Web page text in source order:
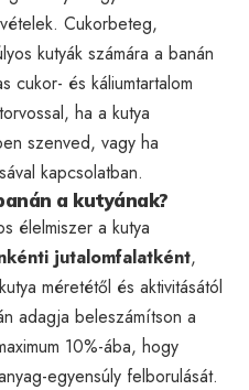
Cukorbeteg,
kutyák számára a banán
cukor- és káliumtartalom
ha a kutya
szenved, vagy ha
kapcsolatban.
a kutyának?
élelmiszer a kutya
jutalomfalatként,
méretétől és aktivitásától
adagja beleszámítson a
10%-ába, hogy
egyensúly felborulását.